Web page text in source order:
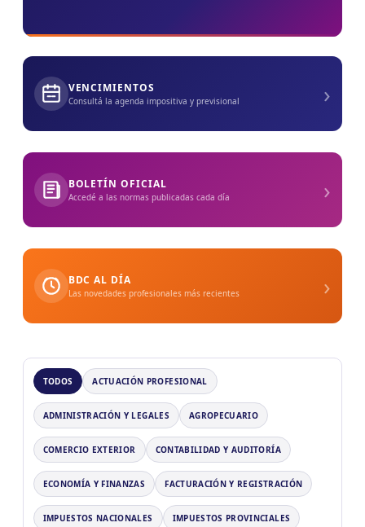
VENCIMIENTOS
Consultá la agenda impositiva y previsional ›
BOLETÍN OFICIAL
Accedé a las normas publicadas cada día ›
BDC AL DÍA
Las novedades profesionales más recientes ›
TODOS ACTUACIÓN PROFESIONAL
ADMINISTRACIÓN Y LEGALES AGROPECUARIO
COMERCIO EXTERIOR CONTABILIDAD Y AUDITORÍA
ECONOMÍA Y FINANZAS FACTURACIÓN Y REGISTRACIÓN
IMPUESTOS NACIONALES IMPUESTOS PROVINCIALES